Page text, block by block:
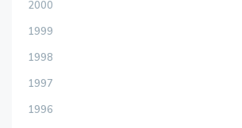
2000
1999
1998
1997
1996